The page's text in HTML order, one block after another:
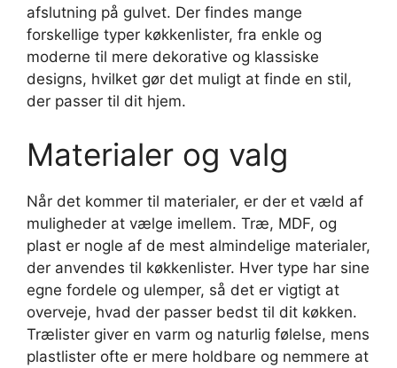
afslutning på gulvet. Der findes mange
forskellige typer køkkenlister, fra enkle og
moderne til mere dekorative og klassiske
designs, hvilket gør det muligt at finde en stil,
der passer til dit hjem.
Materialer og valg
Når det kommer til materialer, er der et væld af
muligheder at vælge imellem. Træ, MDF, og
plast er nogle af de mest almindelige materialer,
der anvendes til køkkenlister. Hver type har sine
egne fordele og ulemper, så det er vigtigt at
overveje, hvad der passer bedst til dit køkken.
Trælister giver en varm og naturlig følelse, mens
plastlister ofte er mere holdbare og nemmere at